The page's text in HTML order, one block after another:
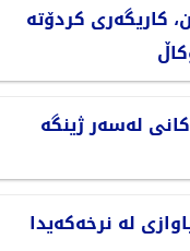
کاریگەری کردۆتە
لەسەر ژینگە
لە نرخەکەیدا